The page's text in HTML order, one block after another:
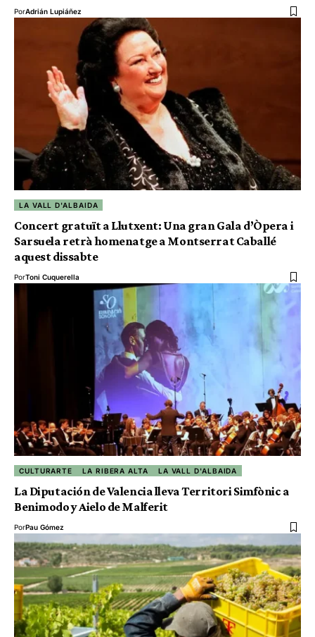
PorAdrián Lupiáñez
LA VALL D'ALBAIDA
Concert gratuït a Llutxent: Una gran Gala d’Òpera i
Sarsuela retrà homenatge a Montserrat Caballé
aquest dissabte
PorToni Cuquerella
CULTURARTE LA RIBERA ALTA LA VALL D'ALBAIDA
La Diputación de Valencia lleva Territori Simfònic a
Benimodo y Aielo de Malferit
PorPau Gómez